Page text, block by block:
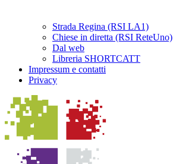
Strada Regina (RSI LA1)
Chiese in diretta (RSI ReteUno)
Dal web
Libreria SHORTCATT
Impressum e contatti
Privacy